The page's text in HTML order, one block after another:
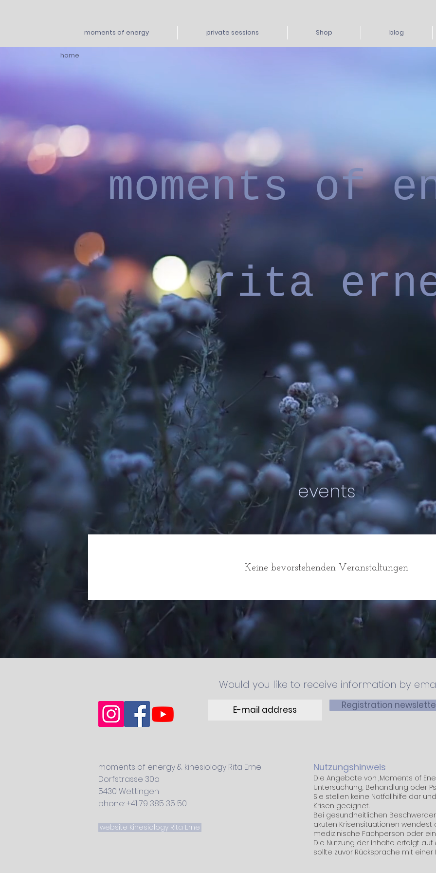
moments of energy private sessions Shop blog
home
moments of
rita
events
Keine bevorstehenden Veranstaltungen
Would you like to receive information by
Registration
moments of energy & kinesiology Rita Erne
Dorfstrasse 30a
5430 Wettingen
phone: +41 79 385 35 50
website Kinesiology Rita Erne
Nutzungshinweis
Die Angebote von ‚Moments of
Untersuchung, Behandlung oder
Sie stellen keine Notfallhilfe dar
Krisen geeignet.
Bei gesundheitlichen
akuten Krisensituationen
medizinische Fachperson oder
Die Nutzung der Inhalte erfolgt
sollte zuvor Rücksprache mit